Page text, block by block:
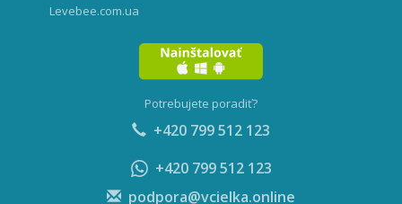
Levebee.com.ua
Potrebujete poradiť?
+420 799 512 123
+420 799 512 123
podpora@vcielka.online